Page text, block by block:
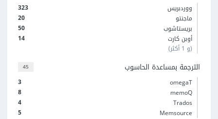
323
ووردبريس
20
ماجنتو
50
بريستاشوب
14
أوبن كارت
(و 1 أكثر)
45 الترجمة بمساعدة الحاسوب
3
omegaT
8
memoQ
4
Trados
5
Memsource